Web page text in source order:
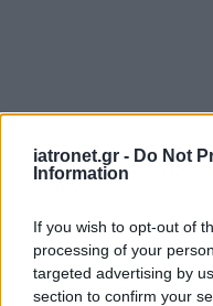
iatronet.gr - Do Not
Information
If you wish to opt-out of
processing of your
targeted advertising by
section to confirm your